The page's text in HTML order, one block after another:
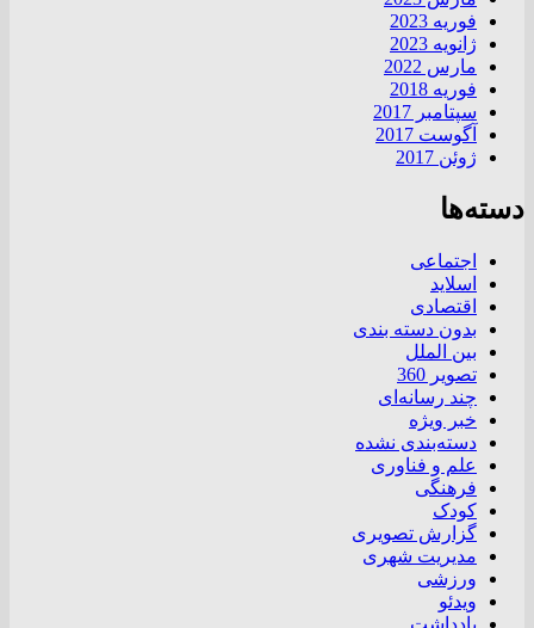
فوریه 2023
ژانویه 2023
مارس 2022
فوریه 2018
سپتامبر 2017
آگوست 2017
ژوئن 2017
دسته‌ها
اجتماعی
اسلاید
اقتصادی
بدون دسته بندی
بین الملل
تصویر 360
چند رسانه‌ای
خبر ویژه
دسته‌بندی نشده
علم و فناوری
فرهنگی
کودک
گزارش تصویری
مدیریت شهری
ورزشی
ویدئو
یادداشت